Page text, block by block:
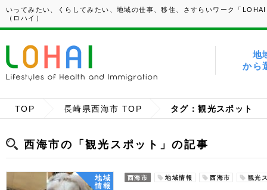
いってみたい、くらしてみたい、地域の仕事、移住、さすらいワーク「
（ロハイ）
地
から
TOP 長崎県西海市 TOP タグ：観光スポット
西海市の「観光スポット」の記事
地域
情報
西海市 地域情報 西海市 観光